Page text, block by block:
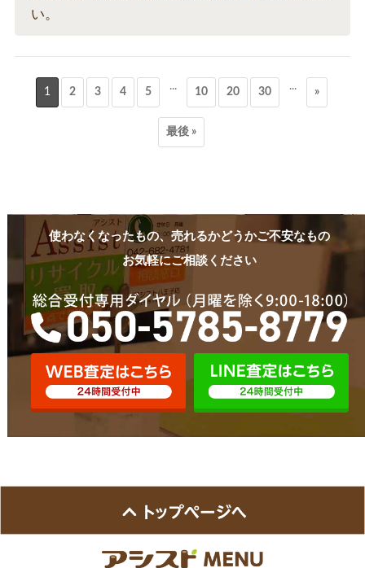
い。
1 2 3 4 5 ... 10 20 30 ... »
最後 »
使わなくなったもの、売れるかどうかご不安なもの
お気軽にご相談ください